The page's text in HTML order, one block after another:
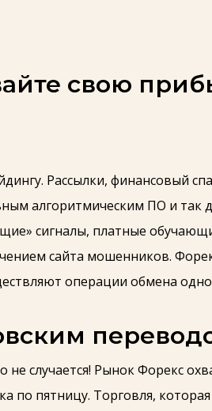
свою
Рассылки, финансовый
алгоритмическим ПО и
сигналы, платные
сайта мошенников.
операции обмена
случается! Рынок Форекс
по пятницу. Торговля,